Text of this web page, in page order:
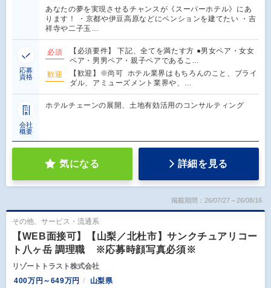
あなたの夢を実現させるチャンスが《スーパーホテル》にあ
ります！ ・京都や伊豆高原などにペンションを建てたい ・吉
祥寺や二子玉…
応募
資格
必須
【必須要件】 下記、全てを満たす方 ●男女ペア・女女
ペア・男男ペア・親子ペアであるこ…
歓迎
【歓迎】※尚可 ホテル業界はもちろんのこと、ブライ
ダル、アミューズメント業界や、…
会社
概要
ホテルチェーンの展開、土地有効活用のコンサルティング
気になる 詳細を見る
掲載期間：26/07/27～26/08/16
その他、サービス・流通系
【WEB面接可】【山梨／北杜市】サンクチュアリコー
ト八ヶ岳 調理職 ※応募時顔写真必須※
リゾートトラスト株式会社
400万円～649万円
山梨県